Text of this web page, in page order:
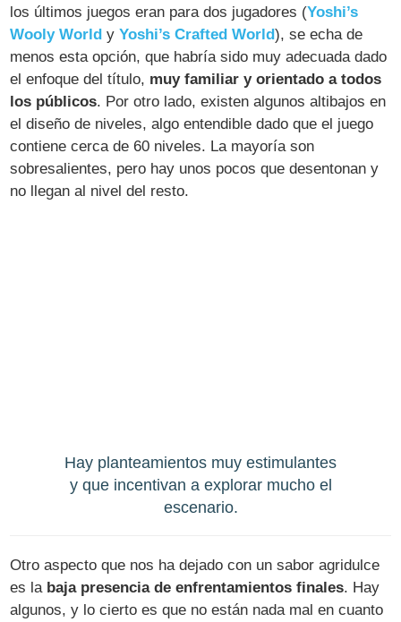
los últimos juegos eran para dos jugadores (Yoshi’s
Wooly World yYoshi’s Crafted World), se echa de
menos esta opción, que habría sido muy adecuada dado
el enfoque del título, muy familiar y orientado a todos
los públicos. Por otro lado, existen algunos altibajos en
el diseño de niveles, algo entendible dado que el juego
contiene cerca de 60 niveles. La mayoría son
sobresalientes, pero hay unos pocos que desentonan y
no llegan al nivel del resto.
Hay planteamientos muy estimulantes
y que incentivan a explorar mucho el
escenario.
Otro aspecto que nos ha dejado con un sabor agridulce
es la baja presencia de enfrentamientos finales. Hay
algunos, y lo cierto es que no están nada mal en cuanto